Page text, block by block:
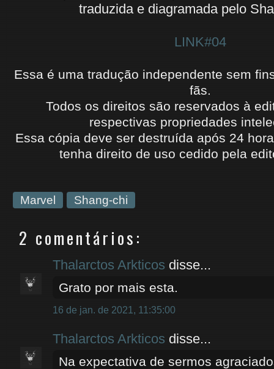
traduzida e diagramada pelo
LINK#04
Essa é uma tradução independente sem
fãs.
Todos os direitos são reservados à
respectivas propriedades
Essa cópia deve ser destruída após 24
tenha direito de uso cedido pela
Marvel Shang-chi
2 comentários:
Thalarctos Arkticos disse...
Grato por mais esta.
16 de jan. de 2021, 11:35:00
Thalarctos Arkticos disse...
Na expectativa de sermos